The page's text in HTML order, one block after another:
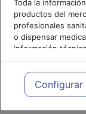
Toda la
productos del
profesionales
o dispensar
información
meramente
profesionales
cada caso
necesidades del